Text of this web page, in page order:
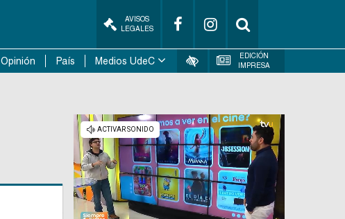
AVISOS
LEGALES
Opinión País Medios UdeC
EDICIÓN
IMPRESA